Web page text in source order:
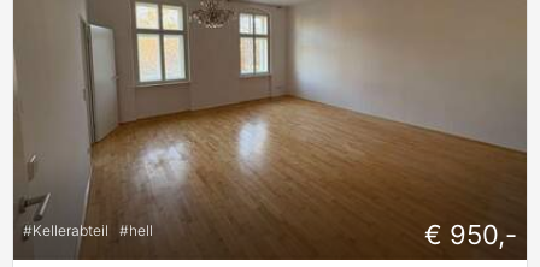
#Kellerabteil #hell € 950,-